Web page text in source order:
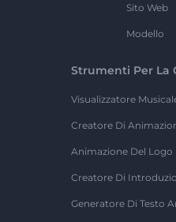
Sito Web
Modello
Strumenti Per La
Visualizzatore
Creatore Di
Animazione Del Logo
Creatore Di
Generatore Di Testo